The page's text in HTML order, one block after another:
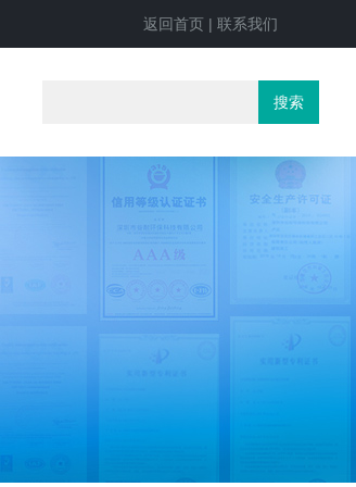
返回首页 | 联系我们